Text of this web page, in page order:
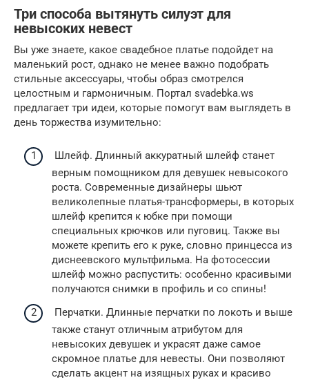
Три способа вытянуть силуэт для
невысоких невест
Вы уже знаете, какое свадебное платье подойдет на
маленький рост, однако не менее важно подобрать
стильные аксессуары, чтобы образ смотрелся
целостным и гармоничным. Портал svadebka.ws
предлагает три идеи, которые помогут вам выглядеть в
день торжества изумительно:
Шлейф. Длинный аккуратный шлейф станет
верным помощником для девушек невысокого
роста. Современные дизайнеры шьют
великолепные платья-трансформеры, в которых
шлейф крепится к юбке при помощи
специальных крючков или пуговиц. Также вы
можете крепить его к руке, словно принцесса из
диснеевского мультфильма. На фотосессии
шлейф можно распустить: особенно красивыми
получаются снимки в профиль и со спины!
Перчатки. Длинные перчатки по локоть и выше
также станут отличным атрибутом для
невысоких девушек и украсят даже самое
скромное платье для невесты. Они позволяют
сделать акцент на изящных руках и красиво